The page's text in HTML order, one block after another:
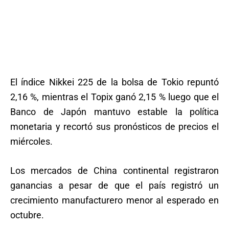
El índice Nikkei 225 de la bolsa de Tokio repuntó
2,16 %, mientras el Topix ganó 2,15 % luego que el
Banco de Japón mantuvo estable la política
monetaria y recortó sus pronósticos de precios el
miércoles.
Los mercados de China continental registraron
ganancias a pesar de que el país registró un
crecimiento manufacturero menor al esperado en
octubre.